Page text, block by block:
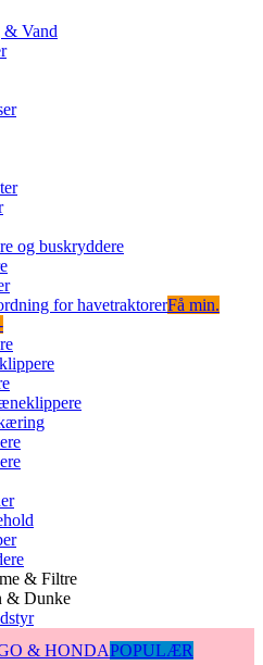
Vand
og buskryddere
for havetraktorerFå min.
& Filtre
& Dunke
& HONDAPOPULÆR